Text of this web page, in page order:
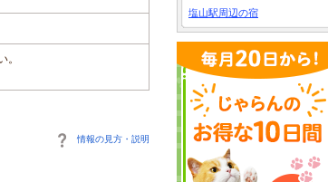
情報の見方・説明
塩山駅周辺の宿